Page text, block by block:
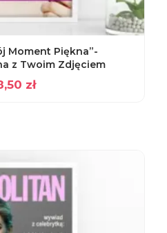
Moment Piękna”-
z Twoim Zdjęciem
zł